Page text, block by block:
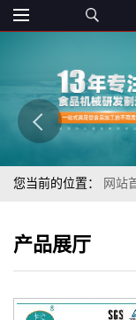
您当前的位置： 网站
产品展厅